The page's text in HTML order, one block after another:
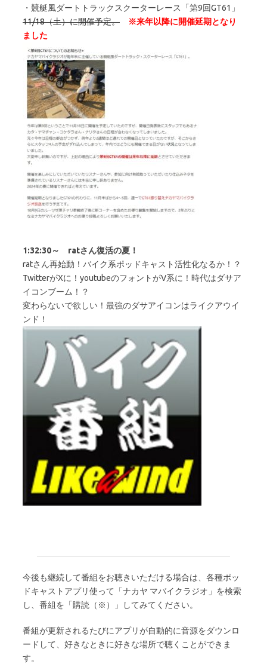
・競艇風ダートトラックスクーターレース「第9回GT61」
11/18（土）に開催予定。
※来年以降に開催延期となり
ました
1:32:30～ ratさん復活の夏！
ratさん再始動！バイク系ポッドキャスト活性化なるか！？
TwitterがXに！youtubeのフォントがV系に！時代はダサア
イコンブーム！？
変わらないで欲しい！最強のダサアイコンはライクアウイ
ンド！
今後も継続して番組をお聴きいただける場合は、各種ポッ
ドキャストアプリ使って「ナカヤ マバイクラジオ」を検索
し、番組を「購読（※）」してみてください。
番組が更新されるたびにアプリが自動的に音源をダウンロ
ードして、好きなときに好きな場所で聴くことができま
す。